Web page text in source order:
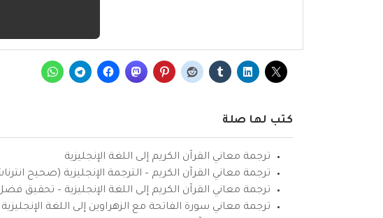
كتب لها صلة
ترجمة معاني القرآن الكريم إلى اللغة الإنجليزية
ترجمة معاني القرآن الكريم – الترجمة الإنجليزية (صحيح
ترجمة معاني القرآن الكريم إلى اللغة الإنجليزية – تحقيق
ترجمة معاني سورة الفاتحة مع الزهراوين إلى اللغة الإنجليزية